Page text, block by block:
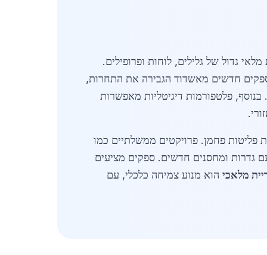
גדול של גלילים, לוחות ופרופילים.
חיתוך וגלגול מותאמים, עם זמני אספקה של 24-48 שעות. בשנת 2026, כניסת ספקים חדשים מאשדוד הגבירה את התחרות,
מקיפים, כולל בדיקות איכות תקן ישראלי 1220. בנוסף, פלטפורמות דיגיטליות מאפשרות
ממוחזרת, מה שמפחית פליטות פחמן. פרויקטים ממשלתיים כמו
גדרות ומחסנים חדשים. ספקים מציעים
מלאכי הוא מנוע צמיחה כלכלי, עם